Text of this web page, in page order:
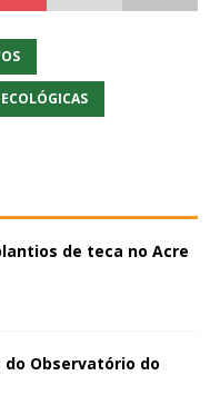
de teca no Acre
do Observatório do